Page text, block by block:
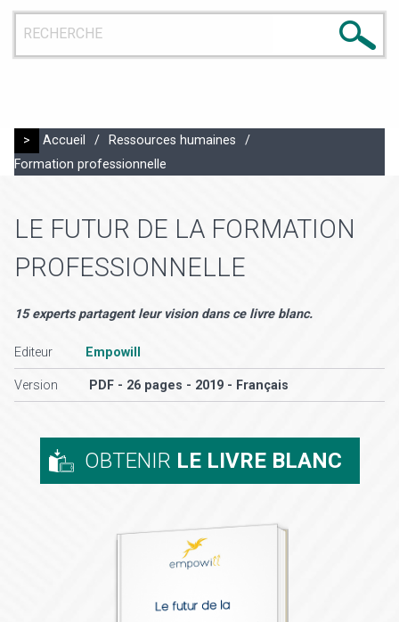
> Accueil / Ressources humaines
/
Formation professionnelle
LE FUTUR DE LA FORMATION
PROFESSIONNELLE
15 experts partagent leur vision dans ce livre blanc.
Editeur Empowill
Version PDF - 26 pages - 2019 - Français
OBTENIR LE LIVRE BLANC